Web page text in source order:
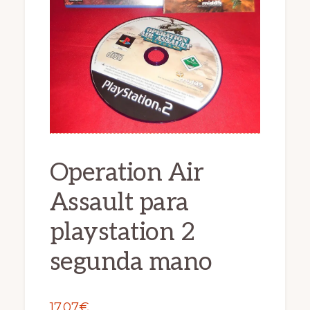
Operation Air
Assault para
playstation 2
segunda mano